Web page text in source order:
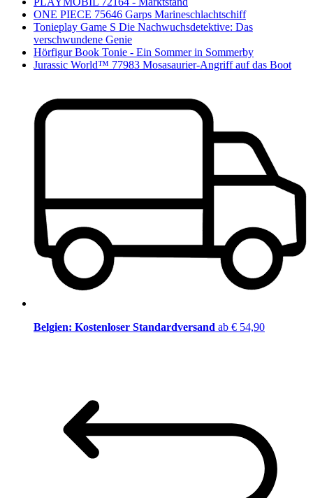
ONE PIECE 75646 Garps Marineschlachtschiff
Tonieplay Game S Die Nachwuchsdetektive: Das
verschwundene Genie
Hörfigur Book Tonie - Ein Sommer in Sommerby
Jurassic World™ 77983 Mosasaurier-Angriff auf das Boot
Belgien: Kostenloser Standardversand ab € 54,90